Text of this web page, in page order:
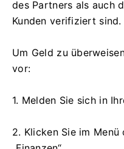
des Partners als auch
Kunden verifiziert sind.
Um Geld zu
vor:
1. Melden Sie sich in
2. Klicken Sie im